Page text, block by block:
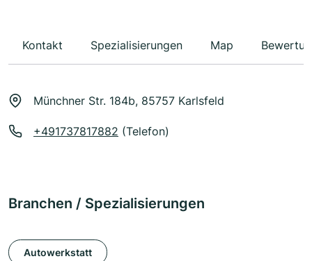
Kontakt Spezialisierungen Map
Münchner Str. 184b, 85757 Karlsfeld
+491737817882 (Telefon)
Branchen / Spezialisierungen
Autowerkstatt